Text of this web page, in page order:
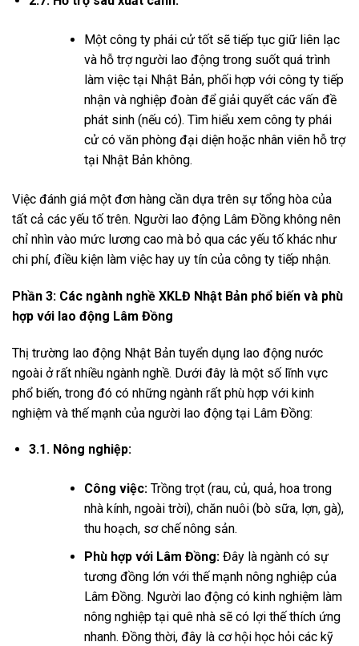
Một công ty phái cử tốt sẽ tiếp tục giữ liên lạc
và hỗ trợ người lao động trong suốt quá trình
làm việc tại Nhật Bản, phối hợp với công ty tiếp
nhận và nghiệp đoàn để giải quyết các vấn đề
phát sinh (nếu có). Tìm hiểu xem công ty phái
cử có văn phòng đại diện hoặc nhân viên hỗ trợ
tại Nhật Bản không.
Việc đánh giá một đơn hàng cần dựa trên sự tổng hòa của
tất cả các yếu tố trên. Người lao động Lâm Đồng không nên
chỉ nhìn vào mức lương cao mà bỏ qua các yếu tố khác như
chi phí, điều kiện làm việc hay uy tín của công ty tiếp nhận.
Phần 3: Các ngành nghề XKLĐ Nhật Bản phổ biến và phù
hợp với lao động Lâm Đồng
Thị trường lao động Nhật Bản tuyển dụng lao động nước
ngoài ở rất nhiều ngành nghề. Dưới đây là một số lĩnh vực
phổ biến, trong đó có những ngành rất phù hợp với kinh
nghiệm và thế mạnh của người lao động tại Lâm Đồng:
3.1. Nông nghiệp:
Công việc:Trồng trọt (rau, củ, quả, hoa trong
nhà kính, ngoài trời), chăn nuôi (bò sữa, lợn, gà),
thu hoạch, sơ chế nông sản.
Phù hợp với Lâm Đồng:Đây là ngành có sự
tương đồng lớn với thế mạnh nông nghiệp của
Lâm Đồng. Người lao động có kinh nghiệm làm
nông nghiệp tại quê nhà sẽ có lợi thế thích ứng
nhanh. Đồng thời, đây là cơ hội học hỏi các kỹ